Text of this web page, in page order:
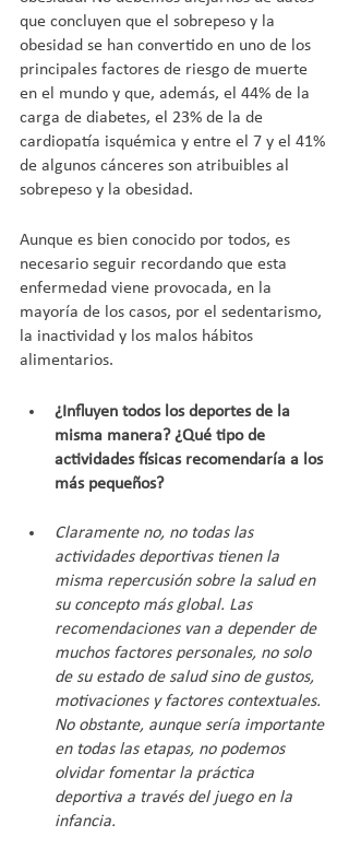
que concluyen que el sobrepeso y la
obesidad se han convertido en uno de los
principales factores de riesgo de muerte
en el mundo y que, además, el 44% de la
carga de diabetes, el 23% de la de
cardiopatía isquémica y entre el 7 y el 41%
de algunos cánceres son atribuibles al
sobrepeso y la obesidad.
Aunque es bien conocido por todos, es
necesario seguir recordando que esta
enfermedad viene provocada, en la
mayoría de los casos, por el sedentarismo,
la inactividad y los malos hábitos
alimentarios.
¿Influyen todos los deportes de la
misma manera? ¿Qué tipo de
actividades físicas recomendaría a los
más pequeños?
Claramente no, no todas las
actividades deportivas tienen la
misma repercusión sobre la salud en
su concepto más global. Las
recomendaciones van a depender de
muchos factores personales, no solo
de su estado de salud sino de gustos,
motivaciones y factores contextuales.
No obstante, aunque sería importante
en todas las etapas, no podemos
olvidar fomentar la práctica
deportiva a través del juego en la
infancia.